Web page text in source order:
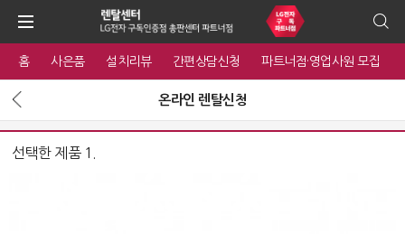
홈 사은품 설치리뷰 간편상담신청 파트너점·영업사원 모집
온라인 렌탈신청
선택한 제품 1.